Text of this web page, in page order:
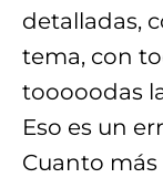
detalladas,
tema, con
tooooodas
Eso es un
Cuanto